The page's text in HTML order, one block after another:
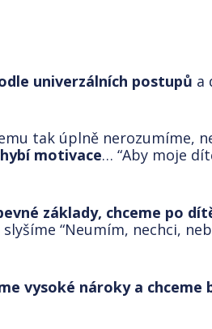
univerzálních postupů a
tak úplně nerozumíme,
motivace… “Aby moje
základy, chceme po
“Neumím, nechci,
vysoké nároky a chceme